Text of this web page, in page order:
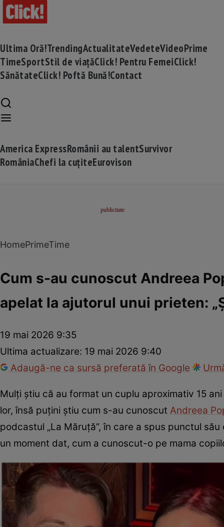
Ultima Oră!TrendingActualitateVedeteVideoPrime
TimeSportStil de viațăClick! Pentru FemeiClick!
SănătateClick! Poftă Bună!Contact
America ExpressRomânii au talentSurvivor
RomâniaChefi la cuțiteEurovison
HomePrimeTime
Cum s-au cunoscut Andreea
apelat la ajutorul unui prieten:
19 mai 2026 9:35
Ultima actualizare: 19 mai 2026 9:40
Adaugă-ne ca sursă preferată în Google
Mulți știu că au format un cuplu aproximativ 15
lor, însă puțini știu cum s-au cunoscut Andreea
podcastul „La Măruță”, în care a spus punctul
un moment dat, cum a cunoscut-o pe mama